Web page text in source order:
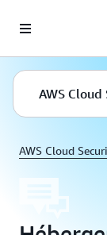
Überspringen zum
AWS Cloud
AWS Cloud